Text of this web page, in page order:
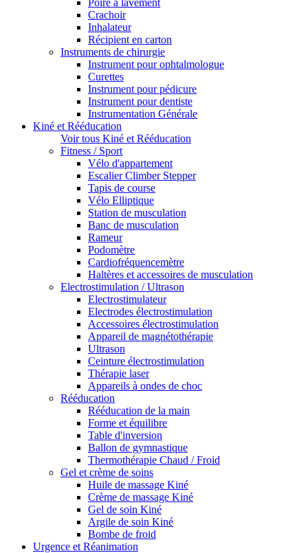
Poire à lavement
Crachoir
Inhalateur
Récipient en carton
Instruments de chirurgie
Instrument pour ophtalmologue
Curettes
Instrument pour pédicure
Instrument pour dentiste
Instrumentation Générale
Kiné et Rééducation
Voir tous Kiné et Rééducation
Fitness / Sport
Vélo d'appartement
Escalier Climber Stepper
Tapis de course
Vélo Elliptique
Station de musculation
Banc de musculation
Rameur
Podomètre
Cardiofréquencemètre
Haltères et accessoires de musculation
Electrostimulation / Ultrason
Electrostimulateur
Electrodes électrostimulation
Accessoires électrostimulation
Appareil de magnétothérapie
Ultrason
Ceinture électrostimulation
Thérapie laser
Appareils à ondes de choc
Rééducation
Rééducation de la main
Forme et équilibre
Table d'inversion
Ballon de gymnastique
Thermothérapie Chaud / Froid
Gel et crème de soins
Huile de massage Kiné
Crème de massage Kiné
Gel de soin Kiné
Argile de soin Kiné
Bombe de froid
Urgence et Réanimation